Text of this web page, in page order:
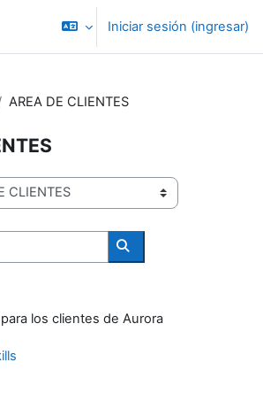
Iniciar sesión (ingresar)
AREA DE CLIENTES
Buscar cursos
los clientes de Aurora